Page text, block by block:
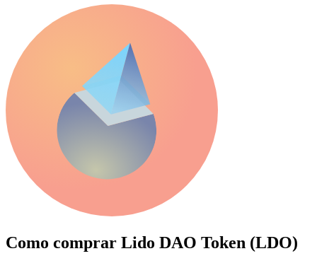
Como comprar Lido DAO Token (LDO)